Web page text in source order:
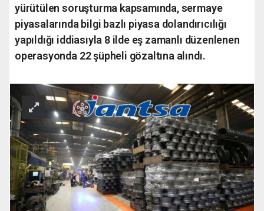
yürütülen soruşturma kapsamında, sermaye
piyasalarında bilgi bazlı piyasa dolandırıcılığı
yapıldığı iddiasıyla 8 ilde eş zamanlı düzenlenen
operasyonda 22 şüpheli gözaltına alındı.